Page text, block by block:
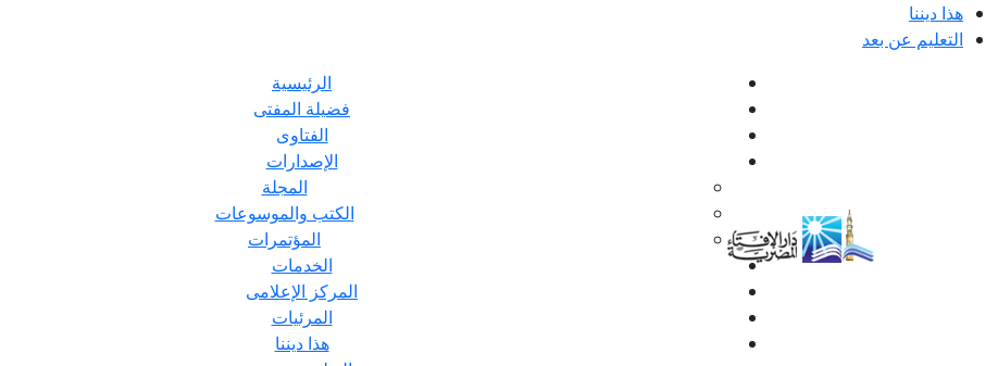
هذا ديننا
التعليم عن بعد
الرئيسية
فضيلة المفتى
الفتاوى
الإصدارات
المجلة
الكتب والموسوعات
المؤتمرات
الخدمات
المركز الإعلامى
المرئيات
هذا ديننا